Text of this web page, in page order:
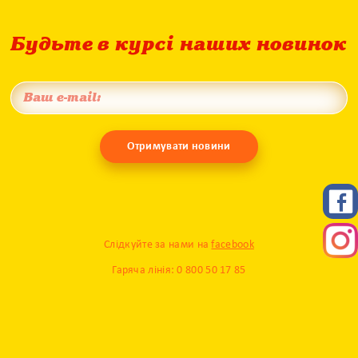
Будьте в курсі наших новинок
Отримувати новини
Гаряча лінія: 0 800 50 17 85
Слідкуйте за нами наfacebook